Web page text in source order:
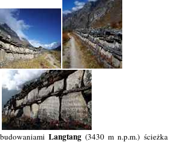
Langtang (3430 m n.p.m.) ścieżka